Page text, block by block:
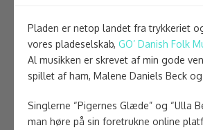
Pladen er netop landet fra trykkeriet
vores pladeselskab, GO’ Danish Folk
Al musikken er skrevet af min gode
spillet af ham, Malene Daniels Beck
Singlerne “Pigernes Glæde” og “Ulla
man høre på sin foretrukne online